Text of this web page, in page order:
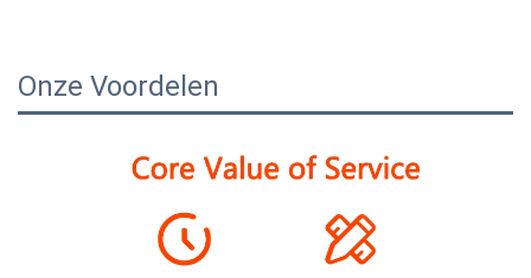
Onze Voordelen